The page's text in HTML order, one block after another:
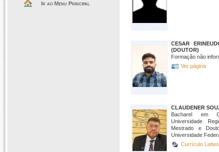
Ir ao Menu Principal
CESAR
(DOUTOR)
Formação não
Ver página
CLAUDENER
Bacharel em
Universidade
Mestrado e
Universidade
Currículo